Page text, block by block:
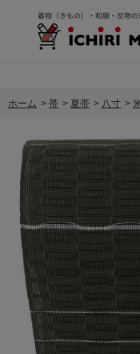
ホーム > 帯 > 夏帯 > 八寸 >